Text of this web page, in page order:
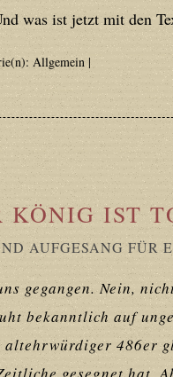
dynamic
www/cms/
dynamic
confidit/
dynamic
www/cms/
dynamic
confidit/
was ist jetzt mit den
Allgemein |
KÖNIG IST
AUFGESANG FÜR
gegangen. Nein,
bekanntlich auf
486er
gesegnet hat.